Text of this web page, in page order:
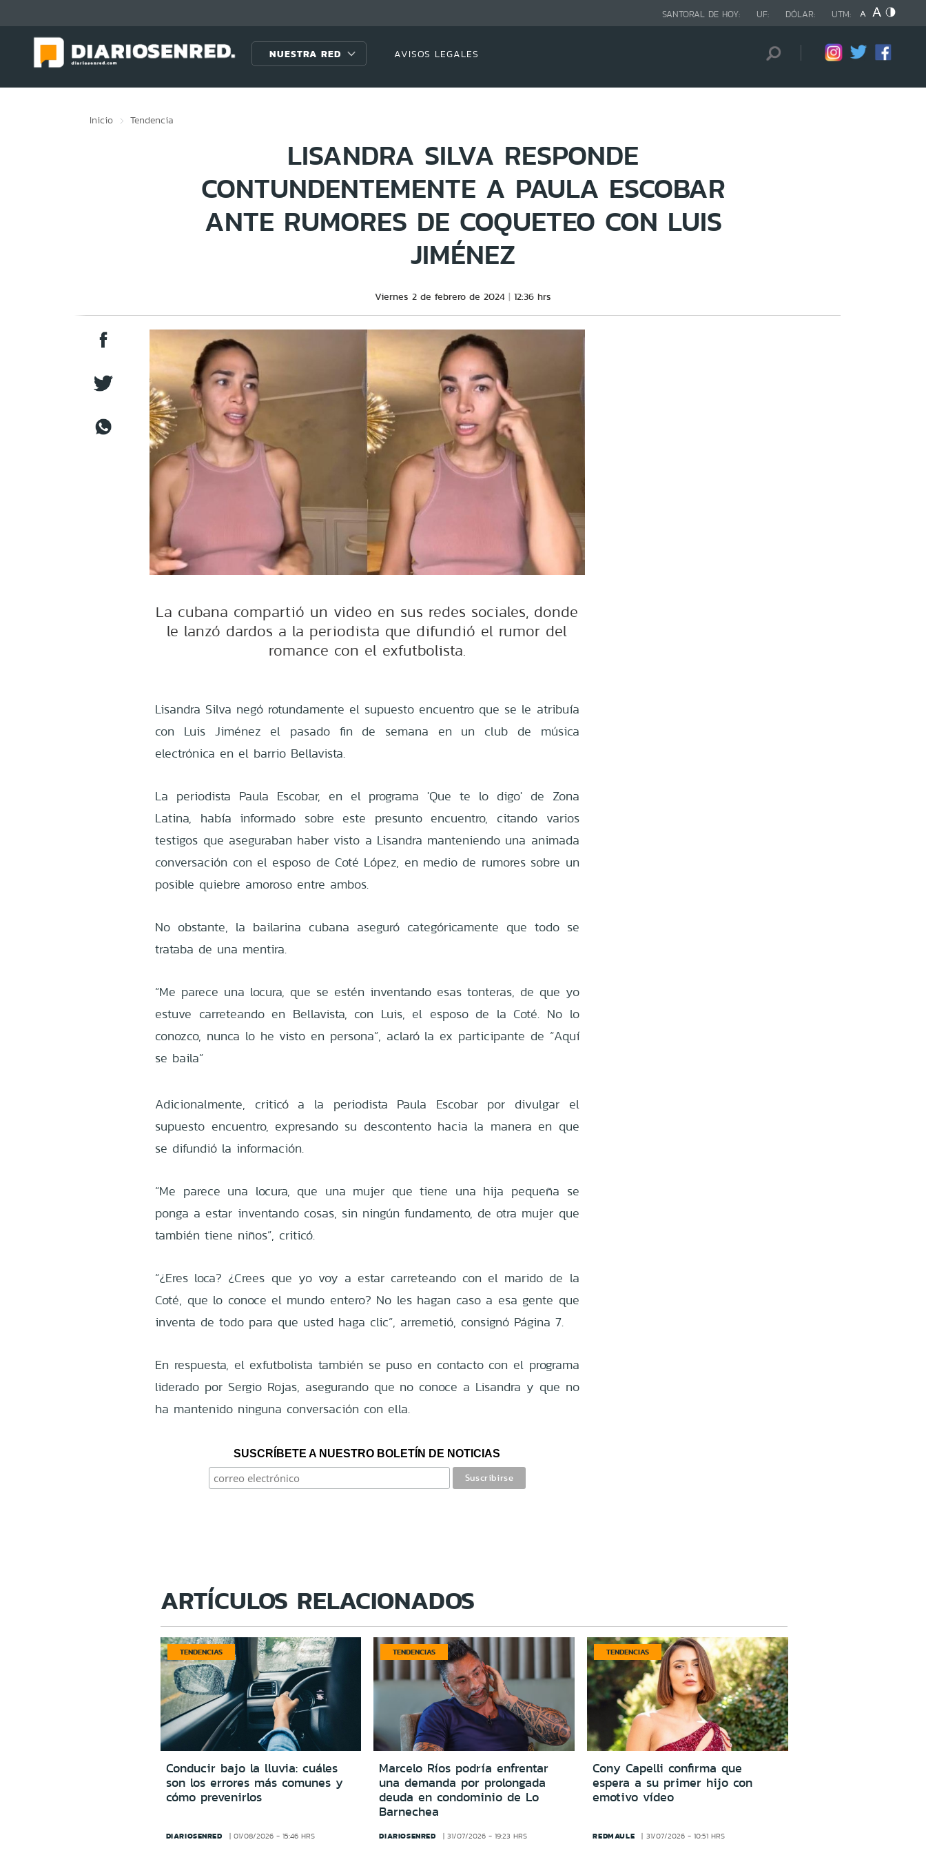
SANTORAL DE HOY: UF: DÓLAR: UTM:
NUESTRA RED AVISOS LEGALES
Inicio Tendencia
LISANDRA SILVA RESPONDE
CONTUNDENTEMENTE A PAULA ESCOBAR
ANTE RUMORES DE COQUETEO CON LUIS
JIMÉNEZ
Viernes 2 de febrero de 2024 12:36 hrs
La cubana compartió un video en sus redes sociales, donde
le lanzó dardos a la periodista que difundió el rumor del
romance con el exfutbolista.
Lisandra Silva negó rotundamente el supuesto encuentro que se le atribuía
con Luis Jiménez el pasado fin de semana en un club de música
electrónica en el barrio Bellavista.
La periodista Paula Escobar, en el programa 'Que te lo digo' de Zona
Latina, había informado sobre este presunto encuentro, citando varios
testigos que aseguraban haber visto a Lisandra manteniendo una animada
conversación con el esposo de Coté López, en medio de rumores sobre un
posible quiebre amoroso entre ambos.
No obstante, la bailarina cubana aseguró categóricamente que todo se
trataba de una mentira.
“Me parece una locura, que se estén inventando esas tonteras, de que yo
estuve carreteando en Bellavista, con Luis, el esposo de la Coté. No lo
conozco, nunca lo he visto en persona”, aclaró la ex participante de “Aquí
se baila”
Adicionalmente, criticó a la periodista Paula Escobar por divulgar el
supuesto encuentro, expresando su descontento hacia la manera en que
se difundió la información.
“Me parece una locura, que una mujer que tiene una hija pequeña se
ponga a estar inventando cosas, sin ningún fundamento, de otra mujer que
también tiene niños”, criticó.
“¿Eres loca? ¿Crees que yo voy a estar carreteando con el marido de la
Coté, que lo conoce el mundo entero? No les hagan caso a esa gente que
inventa de todo para que usted haga clic”, arremetió, consignó Página 7.
En respuesta, el exfutbolista también se puso en contacto con el programa
liderado por Sergio Rojas, asegurando que no conoce a Lisandra y que no
ha mantenido ninguna conversación con ella.
SUSCRÍBETE A NUESTRO BOLETÍN DE NOTICIAS
ARTÍCULOS RELACIONADOS
TENDENCIAS
Conducir bajo la lluvia: cuáles
son los errores más comunes y
cómo prevenirlos
DIARIOSENRED 01/08/2026 - 15:46 HRS
TENDENCIAS
Marcelo Ríos podría enfrentar
una demanda por prolongada
deuda en condominio de Lo
Barnechea
DIARIOSENRED 31/07/2026 - 19:23 HRS
TENDENCIAS
Cony Capelli confirma que
espera a su primer hijo con
emotivo vídeo
REDMAULE 31/07/2026 - 10:51 HRS